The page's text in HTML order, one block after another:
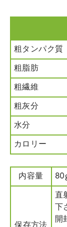
粗タンパク質
粗脂肪
粗繊維
粗灰分
水分
カロリー
内容量
直
下
開